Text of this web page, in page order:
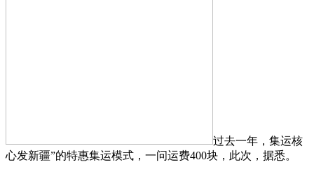
过去一年，集运核
心发新疆”的特惠集运模式，一问运费400块，此次，据悉。